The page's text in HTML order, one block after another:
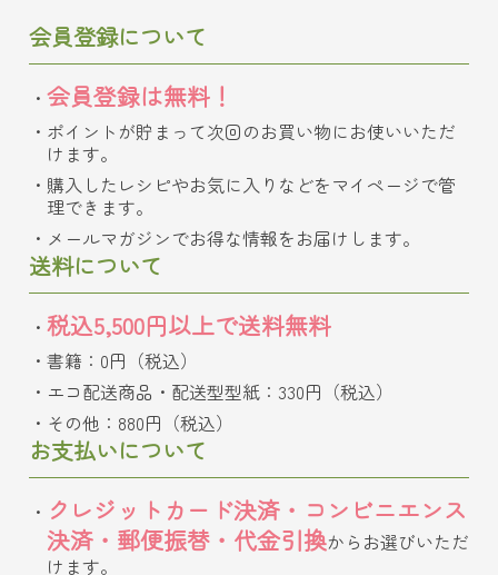
会員登録について
会員登録は無料！
ポイントが貯まって次回のお買い物にお使いいただ
けます。
購入したレシピやお気に入りなどをマイページで管
理できます。
メールマガジンでお得な情報をお届けします。
送料について
税込5,500円以上で送料無料
書籍：0円（税込）
エコ配送商品・配送型型紙：330円（税込）
その他：880円（税込）
お支払いについて
クレジットカード決済・コンビニエンス
決済・郵便振替・代金引換からお選びいただ
けます。